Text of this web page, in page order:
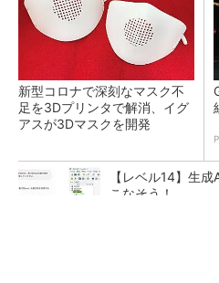
新型コロナで深刻なマスク不
足を3Dプリンタで解消、イグ
アスが3Dマスクを開発
【レベル14】生
こなそう！